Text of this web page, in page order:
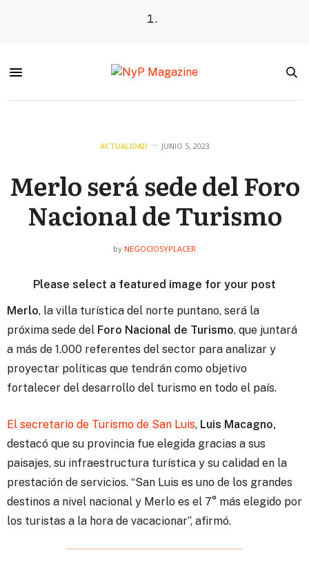
ACTUALIDAD JUNIO 5, 2023
Merlo será sede del Foro
Nacional de Turismo
by NEGOCIOSYPLACER
Please select a featured image for your post
Merlo, la villa turística del norte puntano, será la
próxima sede del Foro Nacional de Turismo, que juntará
a más de 1.000 referentes del sector para analizar y
proyectar políticas que tendrán como objetivo
fortalecer del desarrollo del turismo en todo el país.
El secretario de Turismo de San Luis, Luis Macagno,
destacó que su provincia fue elegida gracias a sus
paisajes, su infraestructura turística y su calidad en la
prestación de servicios. “San Luis es uno de los grandes
destinos a nivel nacional y Merlo es el 7° más elegido por
los turistas a la hora de vacacionar”, afirmó.